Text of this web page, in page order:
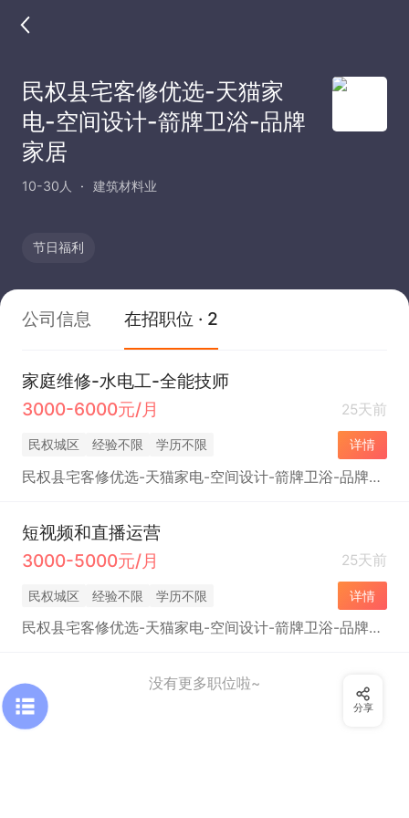
民权县宅客修优选-天猫家
电-空间设计-箭牌卫浴-品牌
家居
10-30人 建筑材料业
节日福利
公司信息 在招职位 · 2
家庭维修-水电工-全能技师
3000-6000元/月
25天前
民权城区 经验不限 学历不限 详情
民权县宅客修优选-天猫家电-空间设计-箭牌卫浴-品牌家居
短视频和直播运营
3000-5000元/月
25天前
民权城区 经验不限 学历不限 详情
民权县宅客修优选-天猫家电-空间设计-箭牌卫浴-品牌家居
没有更多职位啦~
分享